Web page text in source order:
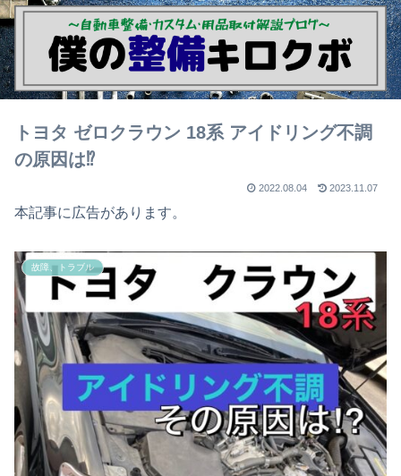
トヨタ ゼロクラウン 18系 アイドリング不調
の原因は⁉
2022.08.04 2023.11.07
本記事に広告があります。
故障、トラブル